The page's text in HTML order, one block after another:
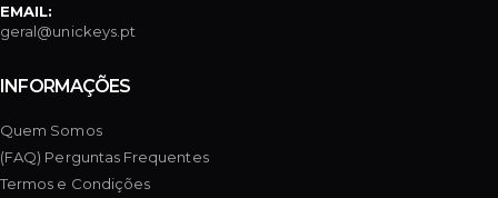
EMAIL:
geral@unickeys.pt
INFORMAÇÕES
Quem Somos
(FAQ) Perguntas Frequentes
Termos e Condições